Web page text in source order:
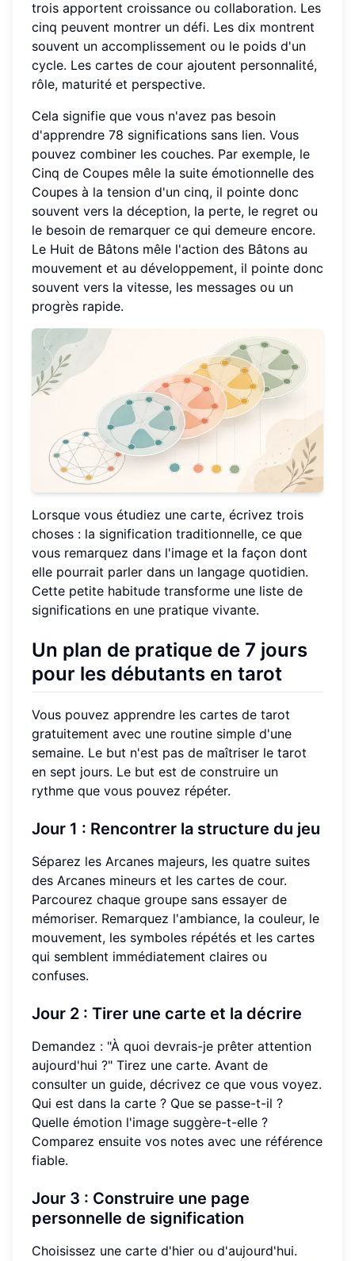
trois apportent croissance ou collaboration. Les
cinq peuvent montrer un défi. Les dix montrent
souvent un accomplissement ou le poids d'un
cycle. Les cartes de cour ajoutent personnalité,
rôle, maturité et perspective.
Cela signifie que vous n'avez pas besoin
d'apprendre 78 significations sans lien. Vous
pouvez combiner les couches. Par exemple, le
Cinq de Coupes mêle la suite émotionnelle des
Coupes à la tension d'un cinq, il pointe donc
souvent vers la déception, la perte, le regret ou
le besoin de remarquer ce qui demeure encore.
Le Huit de Bâtons mêle l'action des Bâtons au
mouvement et au développement, il pointe donc
souvent vers la vitesse, les messages ou un
progrès rapide.
Lorsque vous étudiez une carte, écrivez trois
choses : la signification traditionnelle, ce que
vous remarquez dans l'image et la façon dont
elle pourrait parler dans un langage quotidien.
Cette petite habitude transforme une liste de
significations en une pratique vivante.
Un plan de pratique de 7 jours
pour les débutants en tarot
Vous pouvez apprendre les cartes de tarot
gratuitement avec une routine simple d'une
semaine. Le but n'est pas de maîtriser le tarot
en sept jours. Le but est de construire un
rythme que vous pouvez répéter.
Jour 1 : Rencontrer la structure du jeu
Séparez les Arcanes majeurs, les quatre suites
des Arcanes mineurs et les cartes de cour.
Parcourez chaque groupe sans essayer de
mémoriser. Remarquez l'ambiance, la couleur, le
mouvement, les symboles répétés et les cartes
qui semblent immédiatement claires ou
confuses.
Jour 2 : Tirer une carte et la décrire
Demandez : "À quoi devrais-je prêter attention
aujourd'hui ?" Tirez une carte. Avant de
consulter un guide, décrivez ce que vous voyez.
Qui est dans la carte ? Que se passe-t-il ?
Quelle émotion l'image suggère-t-elle ?
Comparez ensuite vos notes avec une référence
fiable.
Jour 3 : Construire une page
personnelle de signification
Choisissez une carte d'hier ou d'aujourd'hui.